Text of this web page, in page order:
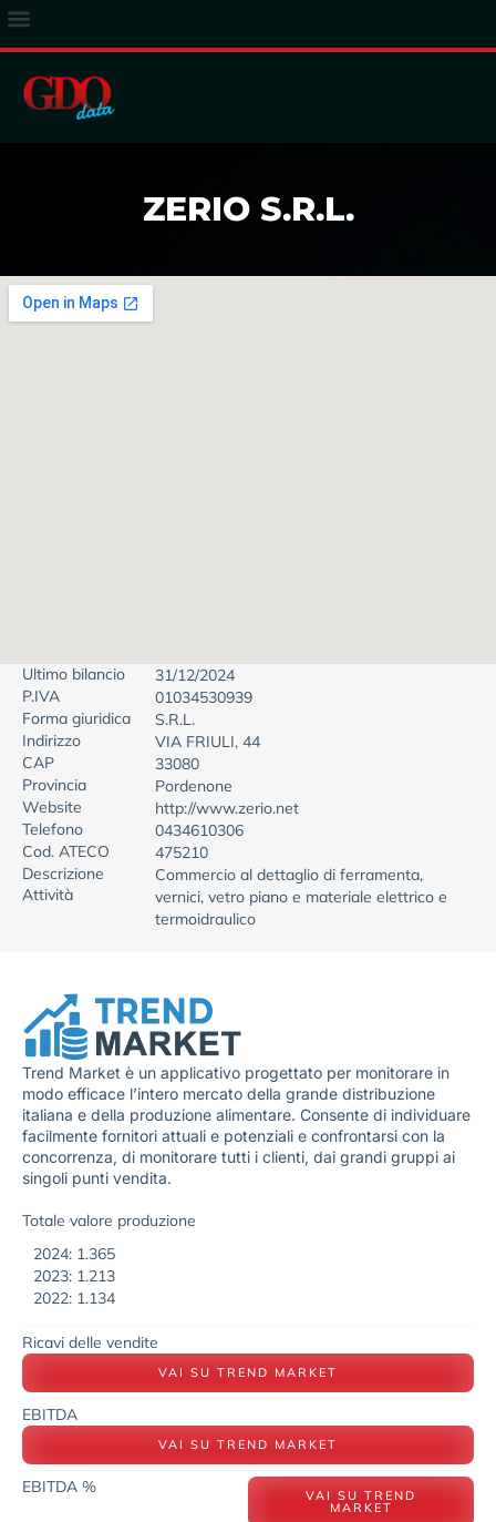
ZERIO S.R.L.
Ultimo bilancio
31/12/2024
P.IVA
01034530939
Forma giuridica
S.R.L.
Indirizzo
VIA FRIULI, 44
CAP
33080
Provincia
Pordenone
Website
http://www.zerio.net
Telefono
0434610306
Cod. ATECO
475210
Descrizione
Attività
Commercio al dettaglio di ferramenta,
vernici, vetro piano e materiale elettrico e
termoidraulico
Trend Market è un applicativo progettato per monitorare in
modo efficace l’intero mercato della grande distribuzione
italiana e della produzione alimentare. Consente di individuare
facilmente fornitori attuali e potenziali e confrontarsi con la
concorrenza, di monitorare tutti i clienti, dai grandi gruppi ai
singoli punti vendita.
Totale valore produzione
2024: 1.365
2023: 1.213
2022: 1.134
Ricavi delle vendite
VAI SU TREND MARKET
EBITDA
VAI SU TREND MARKET
EBITDA % VAI SU TREND
MARKET